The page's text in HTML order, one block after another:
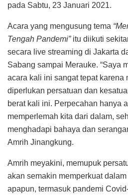
pada Sabtu, 23 Januari 2021.
Acara yang mengusung tema
Tengah Pandemi”itu diikuti
secara live streaming di Jakarta
Sabang sampai Merauke. “Saya
acara kali ini sangat tepat karena
diperlukan persatuan dan
berat kali ini. Perpecahan hanya
memperlemah kita dari dalam,
menghadapi bahaya dan
Amrih Jinangkung.
Amrih meyakini, memupuk
akan semakin memperkuat
apapun, termasuk pandemi